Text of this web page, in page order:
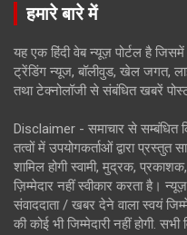
हमारे बारे में
यह एक हिंदी वेब न्यूज़ पोर्टल है
ट्रेंडिंग न्यूज, बॉलीवुड, खेल जगत,
तथा टेक्नोलॉजी से संबंधित खबरें
Disclaimer - समाचार से सम्बंधित
तत्वों में उपयोगकर्ताओं द्वारा प्रस्तुत
शामिल होगी स्वामी, मुद्रक,
ज़िम्मेदार नहीं स्वीकार करता है।
संवाददाता / खबर देने वाला स्वयं
की कोई भी जिम्मेदारी नहीं होगी. सभी